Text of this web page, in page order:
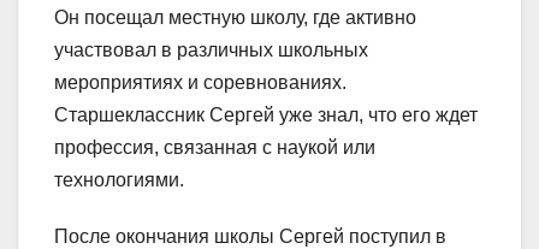
Он посещал местную школу, где активно
участвовал в различных школьных
мероприятиях и соревнованиях.
Старшеклассник Сергей уже знал, что его ждет
профессия, связанная с наукой или
технологиями.
После окончания школы Сергей поступил в